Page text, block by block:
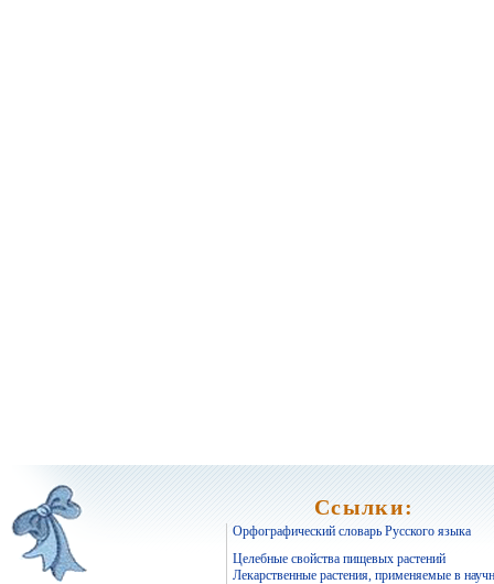
Ссылки:
Орфографический словарь Русского языка
Целебные свойства пищевых растений
Лекарственные растения, применяемые в